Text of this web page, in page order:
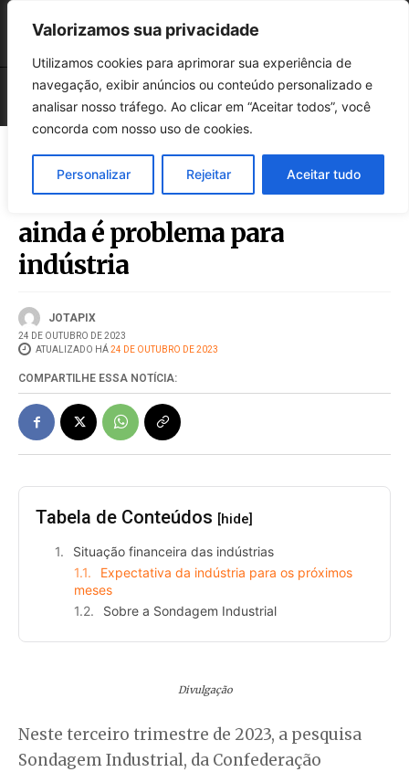
Valorizamos sua privacidade
Utilizamos cookies para aprimorar sua experiência de
navegação, exibir anúncios ou conteúdo personalizado e
analisar nosso tráfego. Ao clicar em “Aceitar todos”, você
concorda com nosso uso de cookies.
Personalizar Rejeitar Aceitar tudo
Demanda interna insuficiente
ainda é problema para
indústria
JOTAPIX
24 DE OUTUBRO DE 2023
ATUALIZADO HÁ24 DE OUTUBRO DE 2023
COMPARTILHE ESSA NOTÍCIA:
Tabela de Conteúdos [hide]
Situação financeira das indústrias
Expectativa da indústria para os próximos
meses
Sobre a Sondagem Industrial
Divulgação
Neste terceiro trimestre de 2023, a pesquisa
Sondagem Industrial, da Confederação